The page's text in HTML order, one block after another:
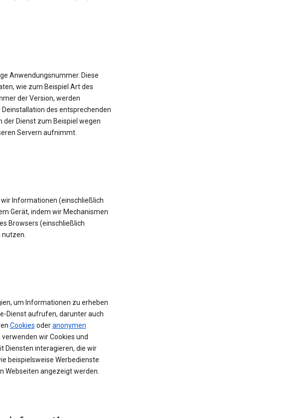
Anwendungsnummer. Diese
wie zum Beispiel Art des
der Version, werden
des entsprechenden
der Dienst zum Beispiel wegen
Servern aufnimmt.
Informationen (einschließlich
Gerät, indem wir Mechanismen
Browsers (einschließlich
nutzen.
um Informationen zu erheben
Dienst aufrufen, darunter auch
Cookies oderanonymen
wir Cookies und
Diensten interagieren, die wir
beispielsweise Werbedienste
Webseiten angezeigt werden.